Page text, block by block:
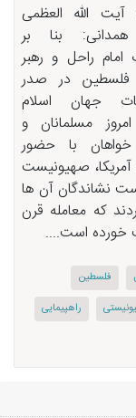
الله العظمی
بنا بر
راحل و رهبر
در صدر
جهان اسلام
مسلمانان و
با حضور
صهیونیست
نشاندگان آن ها
که معامله قرن
است....
فلسطین
راهپیمایی